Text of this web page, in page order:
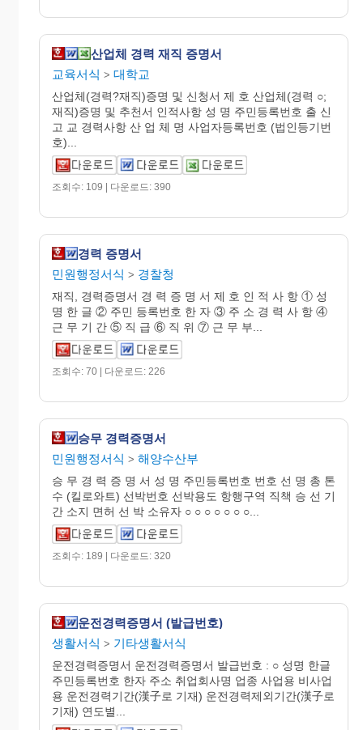
산업체 경력 재직 증명서
교육서식 > 대학교
산업체(경력?재직)증명 및 신청서 제 호 산업체(경력 ○;
재직)증명 및 추천서 인적사항 성 명 주민등록번호 출 신
고 교 경력사항 산 업 체 명 사업자등록번호 (법인등기번
호)...
조회수: 109 | 다운로드: 390
경력 증명서
민원행정서식 > 경찰청
재직, 경력증명서 경 력 증 명 서 제 호 인 적 사 항 ① 성
명 한 글 ② 주민 등록번호 한 자 ③ 주 소 경 력 사 항 ④
근 무 기 간 ⑤ 직 급 ⑥ 직 위 ⑦ 근 무 부...
조회수: 70 | 다운로드: 226
승무 경력증명서
민원행정서식 > 해양수산부
승 무 경 력 증 명 서 성 명 주민등록번호 번호 선 명 총 톤
수 (킬로와트) 선박번호 선박용도 항행구역 직책 승 선 기
간 소지 면허 선 박 소유자 ○ ○ ○ ○ ○ ○ ○...
조회수: 189 | 다운로드: 320
운전경력증명서 (발급번호)
생활서식 > 기타생활서식
운전경력증명서 운전경력증명서 발급번호 : ○ 성명 한글
주민등록번호 한자 주소 취업회사명 업종 사업용 비사업
용 운전경력기간(漢子로 기재) 운전경력제외기간(漢子로
기재) 연도별...